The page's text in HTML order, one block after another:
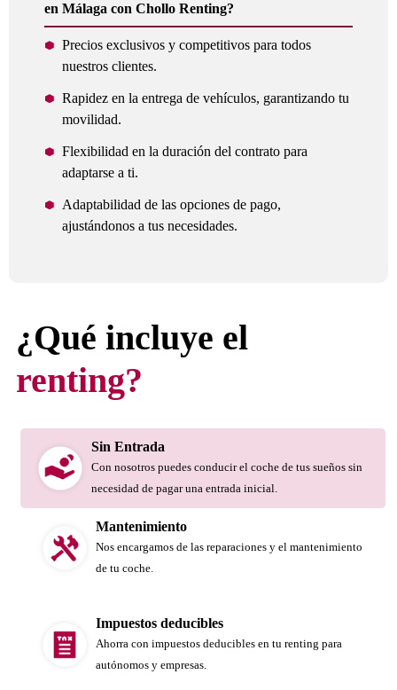
en Málaga con Chollo Renting?
Precios exclusivos y competitivos para todos
nuestros clientes.
Rapidez en la entrega de vehículos, garantizando tu
movilidad.
Flexibilidad en la duración del contrato para
adaptarse a ti.
Adaptabilidad de las opciones de pago,
ajustándonos a tus necesidades.
¿Qué incluye el
renting?
Sin Entrada
Con nosotros puedes conducir el coche de tus sueños sin
necesidad de pagar una entrada inicial.
Mantenimiento
Nos encargamos de las reparaciones y el mantenimiento
de tu coche.
Impuestos deducibles
Ahorra con impuestos deducibles en tu renting para
autónomos y empresas.